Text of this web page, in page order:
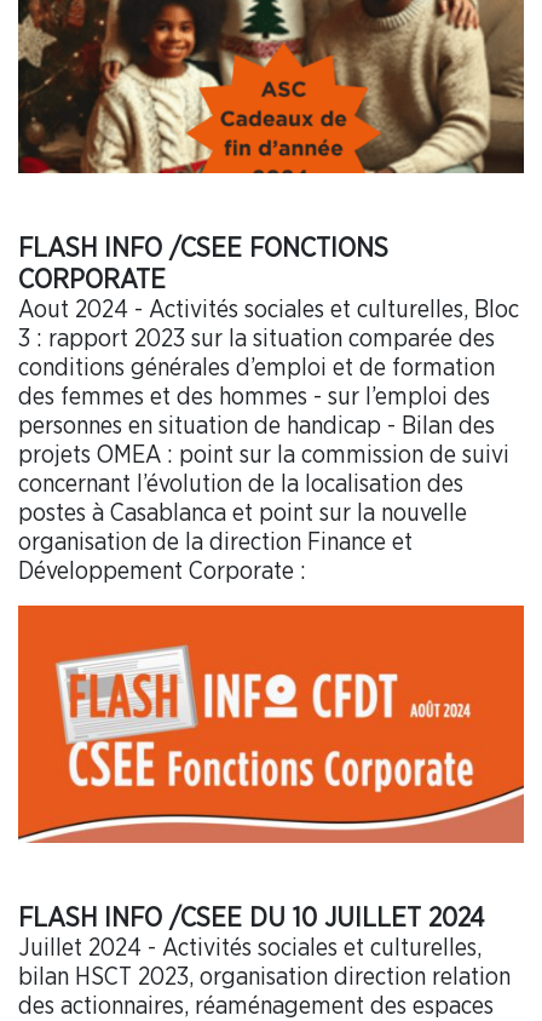
FLASH INFO /CSEE FONCTIONS
CORPORATE
Aout 2024 - Activités sociales et culturelles, Bloc
3 : rapport 2023 sur la situation comparée des
conditions générales d’emploi et de formation
des femmes et des hommes - sur l’emploi des
personnes en situation de handicap - Bilan des
projets OMEA : point sur la commission de suivi
concernant l’évolution de la localisation des
postes à Casablanca et point sur la nouvelle
organisation de la direction Finance et
Développement Corporate :
FLASH INFO /CSEE DU 10 JUILLET 2024
Juillet 2024 - Activités sociales et culturelles,
bilan HSCT 2023, organisation direction relation
des actionnaires, réaménagement des espaces